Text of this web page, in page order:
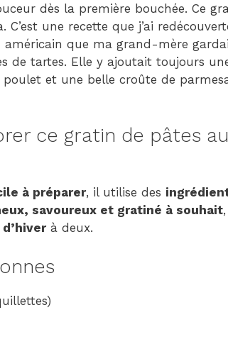
dès la première bouchée. Ce
une recette que j’ai
que ma grand-mère
de tartes. Elle y ajoutait toujours
poulet et une belle croûte de
ce gratin de pâtes au
à préparer, il utilise des
savoureux et gratiné à souhait
à deux.